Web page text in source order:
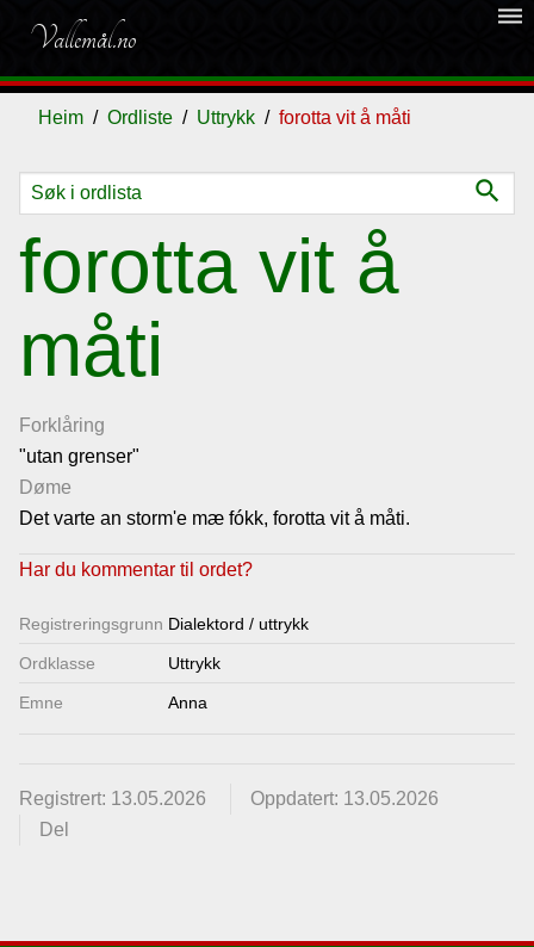
Vallemål.no
dehaze
Heim Ordliste Uttrykk forotta vit å måti
search
forotta vit å
måti
Forklåring
"utan grenser"
Døme
Det varte an storm'e mæ fókk, forotta vit å måti.
Har du kommentar til ordet?
Registrerings­grunn Dialektord / uttrykk
Ordklasse Uttrykk
Emne Anna
Registrert: 13.05.2026
Oppdatert: 13.05.2026
Del
Ordliste
Om
vallemålet
Gjestebok
Nyhende
Lenkjer
Kontakt
oss